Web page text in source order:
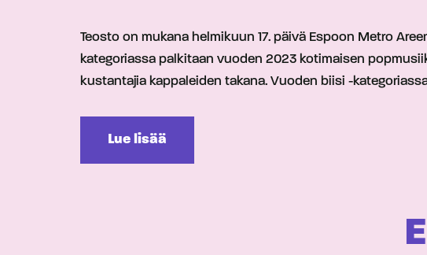
Teosto on mukana helmikuun 17. päivä Espoon Metro
kategoriassa palkitaan vuoden 2023 kotimaisen
kustantajia kappaleiden takana. Vuoden biisi -
Lue lisää